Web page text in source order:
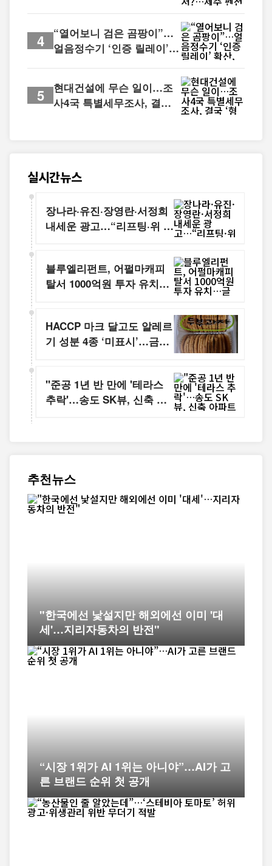
4
“열어보니 검은 곰팡이”…
얼음정수기 ‘인증 릴레이’
5
현대건설에 무슨 일이…조
사4국 특별세무조사, 결국
실시간뉴스
장나라·유진·장영란·서정희
내세운 광고…“리프팅·위 줄
블루엘리펀트, 어펄마캐피
탈서 1000억원 투자 유치…
HACCP 마크 달고도 알레르
기 성분 4종 ‘미표시’…금호
"준공 1년 반 만에 '테라스
추락'…송도 SK뷰, 신축 아
추천뉴스
"한국에선 낯설지만 해외에선 이미 '대
세'…지리자동차의 반전"
“시장 1위가 AI 1위는 아니야”…AI가 고
른 브랜드 순위 첫 공개